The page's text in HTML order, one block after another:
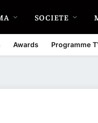
SOCIETE
Awards Programme